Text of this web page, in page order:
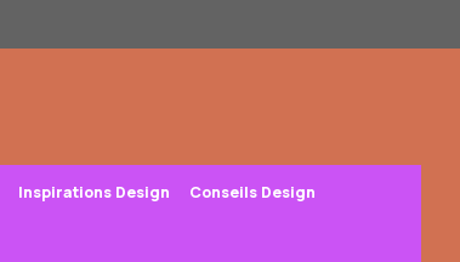
Inspirations Design Conseils Design